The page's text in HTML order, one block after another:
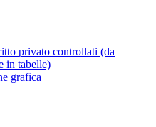
privato controllati (da
in tabelle)
grafica